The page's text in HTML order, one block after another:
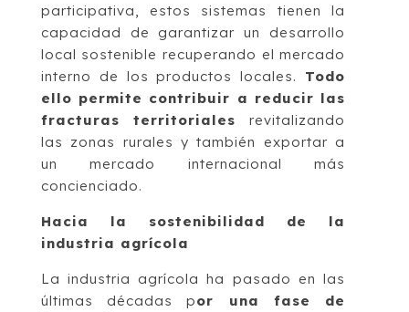
participativa, estos sistemas tienen la
capacidad de garantizar un desarrollo
local sostenible recuperando el mercado
interno de los productos locales. Todo
ello permite contribuir a reducir las
fracturas territoriales revitalizando
las zonas rurales y también exportar a
un mercado internacional más
concienciado.
Hacia la sostenibilidad de la
industria agrícola
La industria agrícola ha pasado en las
últimas décadas por una fase de